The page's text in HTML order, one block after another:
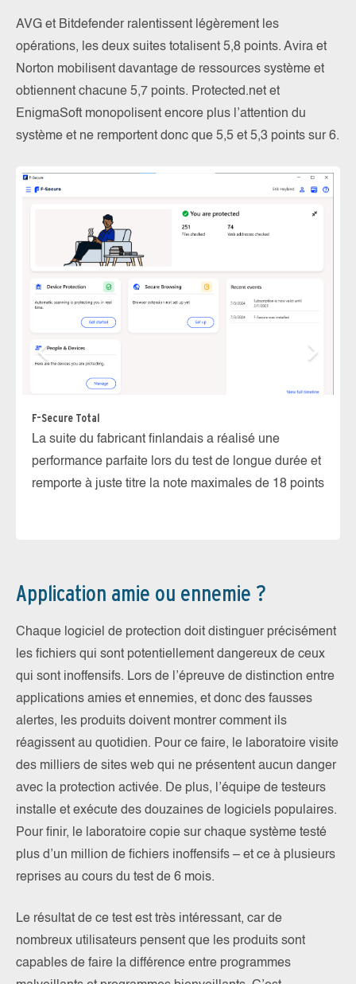
AVG et Bitdefender ralentissent légèrement les
opérations, les deux suites totalisent 5,8 points. Avira et
Norton mobilisent davantage de ressources système et
obtiennent chacune 5,7 points. Protected.net et
EnigmaSoft monopolisent encore plus l’attention du
système et ne remportent donc que 5,5 et 5,3 points sur 6.
F-Secure Total
La suite du fabricant finlandais a réalisé une
performance parfaite lors du test de longue durée et
remporte à juste titre la note maximales de 18 points
Application amie ou ennemie ?
Chaque logiciel de protection doit distinguer précisément
les fichiers qui sont potentiellement dangereux de ceux
qui sont inoffensifs. Lors de l’épreuve de distinction entre
applications amies et ennemies, et donc des fausses
alertes, les produits doivent montrer comment ils
réagissent au quotidien. Pour ce faire, le laboratoire visite
des milliers de sites web qui ne présentent aucun danger
avec la protection activée. De plus, l’équipe de testeurs
installe et exécute des douzaines de logiciels populaires.
Pour finir, le laboratoire copie sur chaque système testé
plus d’un million de fichiers inoffensifs – et ce à plusieurs
reprises au cours du test de 6 mois.
Le résultat de ce test est très intéressant, car de
nombreux utilisateurs pensent que les produits sont
capables de faire la différence entre programmes